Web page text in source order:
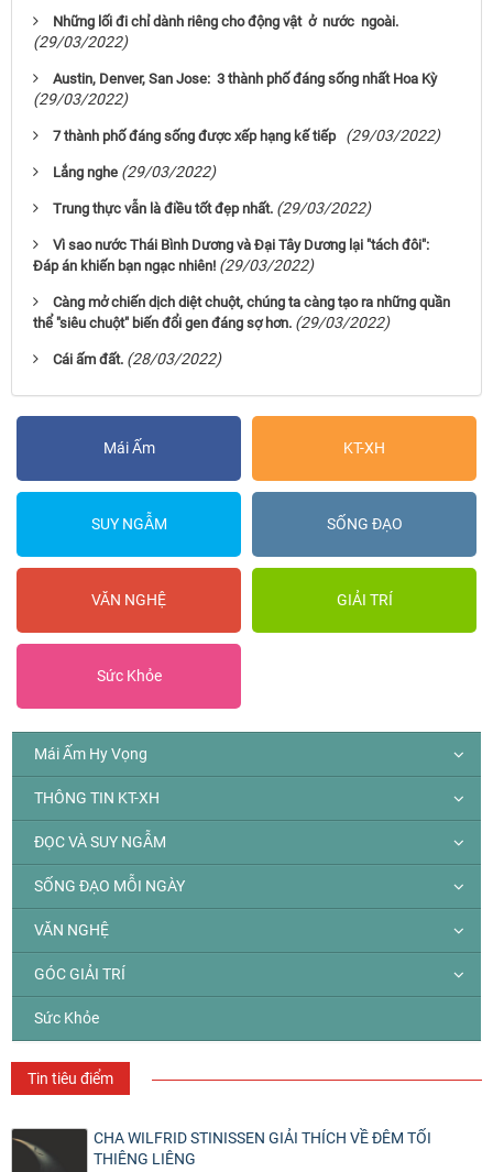
Những lối đi chỉ dành riêng cho động vật ở nước ngoài.
(29/03/2022)
Austin, Denver, San Jose: 3 thành phố đáng sống nhất Hoa Kỳ
(29/03/2022)
7 thành phố đáng sống được xếp hạng kế tiếp (29/03/2022)
Lắng nghe (29/03/2022)
Trung thực vẫn là điều tốt đẹp nhất. (29/03/2022)
Vì sao nước Thái Bình Dương và Đại Tây Dương lại "tách đôi":
Đáp án khiến bạn ngạc nhiên! (29/03/2022)
Càng mở chiến dịch diệt chuột, chúng ta càng tạo ra những quần
thể "siêu chuột" biến đổi gen đáng sợ hơn. (29/03/2022)
Cái ấm đất. (28/03/2022)
Mái Ấm KT-XH
SUY NGẪM SỐNG ĐẠO
VĂN NGHỆ GIẢI TRÍ
Sức Khỏe
Mái Ấm Hy Vọng
THÔNG TIN KT-XH
ĐỌC VÀ SUY NGẪM
SỐNG ĐẠO MỖI NGÀY
VĂN NGHỆ
GÓC GIẢI TRÍ
Sức Khỏe
Tin tiêu điểm
CHA WILFRID STINISSEN GIẢI THÍCH VỀ ĐÊM TỐI
THIÊNG LIÊNG